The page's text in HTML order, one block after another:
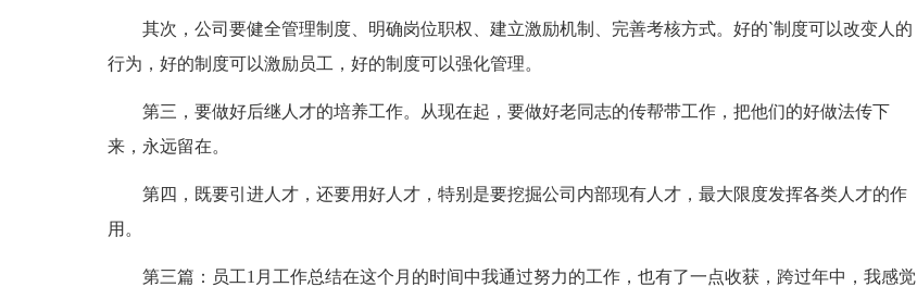
其次，公司要健全管理制度、明确岗位职权、建立激励机制、完善考核方式。好的`制度可以改变人的
行为，好的制度可以激励员工，好的制度可以强化管理。
第三，要做好后继人才的培养工作。从现在起，要做好老同志的传帮带工作，把他们的好做法传下
来，永远留在。
第四，既要引进人才，还要用好人才，特别是要挖掘公司内部现有人才，最大限度发挥各类人才的作
用。
第三篇：员工1月工作总结在这个月的时间中我通过努力的工作，也有了一点收获，跨过年中，我感觉